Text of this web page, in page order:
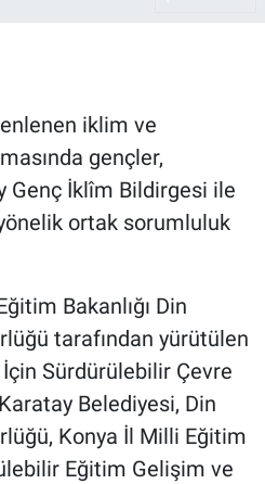
iklim ve
gençler,
Genç İklîm Bildirgesi ile
ortak sorumluluk
Bakanlığı Din
tarafından yürütülen
Sürdürülebilir Çevre
Belediyesi, Din
Konya İl Milli Eğitim
Eğitim Gelişim ve